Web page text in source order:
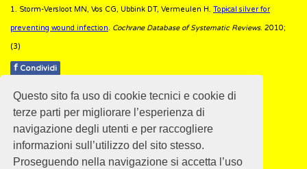
Questo sito fa uso di cookie tecnici e cookie di
terze parti per migliorare l’esperienza di
navigazione degli utenti e per raccogliere
informazioni sull’utilizzo del sito stesso.
Proseguendo nella navigazione si accetta l’uso
1. Storm-Versloot MN, Vos CG, Ubbink DT, Vermeulen H. Topical silver for
preventing wound infection. Cochrane Database of Systematic Reviews. 2010;
(3)
f Condividi
Pubblicato: 02 Marzo 2018